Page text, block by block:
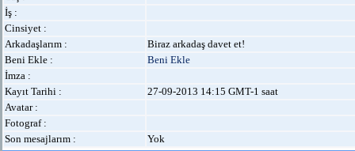
İş :
Cinsiyet :
Arkadaşlarım :
Biraz arkadaş davet et!
Beni Ekle :
Beni Ekle
İmza :
Kayıt Tarihi :
27-09-2013 14:15 GMT-1 saat
Avatar :
Fotograf :
Son mesajlarım :
Yok